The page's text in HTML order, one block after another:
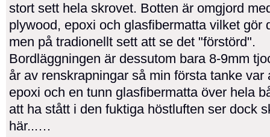
stort sett hela skrovet. Botten är omgjord
plywood, epoxi och glasfibermatta vilket gör
men på tradionellt sett att se det "förstörd".
Bordläggningen är dessutom bara 8-9mm
år av renskrapningar så min första tanke var
epoxi och en tunn glasfibermatta över hela
att ha stått i den fuktiga höstluften ser dock
här...…